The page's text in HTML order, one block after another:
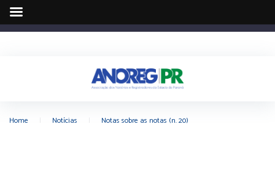
Home Notícias Notas sobre as notas (n. 20)